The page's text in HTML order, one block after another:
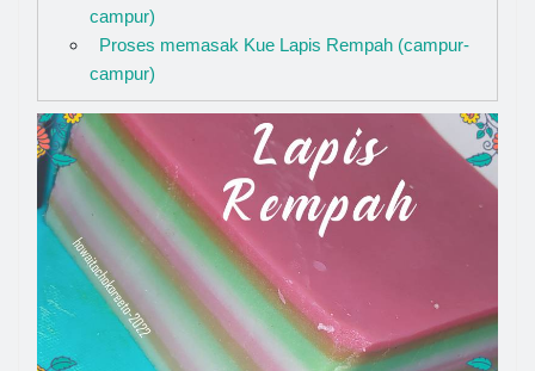
campur)
Proses memasak Kue Lapis Rempah (campur-
campur)